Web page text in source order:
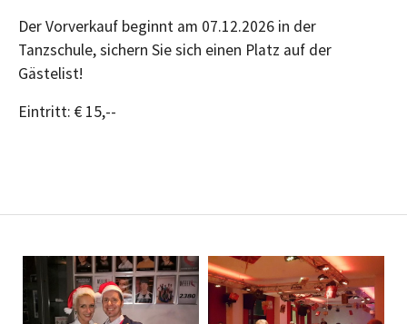
Der Vorverkauf beginnt am 07.12.2026 in der
Tanzschule, sichern Sie sich einen Platz auf der
Gästelist!
Eintritt: € 15,--